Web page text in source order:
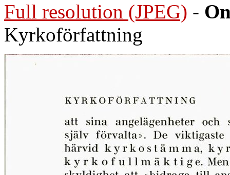
Full resolution (JPEG) -
Kyrkoförfattning